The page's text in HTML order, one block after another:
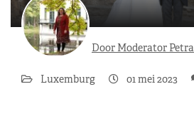
Door Moderator Petra
Luxemburg 01 mei 2023